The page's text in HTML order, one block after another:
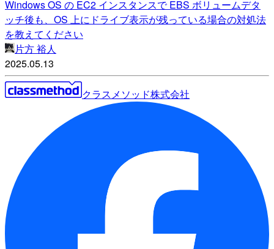
Windows OS の EC2 インスタンスで EBS ボリュームデタ
ッチ後も、OS 上にドライブ表示が残っている場合の対処法
を教えてください
片方 裕人
2025.05.13
クラスメソッド株式会社